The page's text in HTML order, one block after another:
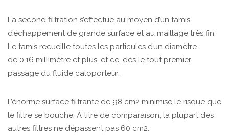
La second filtration s’effectue au moyen d’un tamis
d’échappement de grande surface et au maillage très fin.
Le tamis recueille toutes les particules d’un diamètre
de 0,16 millimètre et plus, et ce, dès le tout premier
passage du fluide caloporteur.
L’énorme surface filtrante de 98 cm2 minimise le risque que
le filtre se bouche. À titre de comparaison, la plupart des
autres filtres ne dépassent pas 60 cm2.